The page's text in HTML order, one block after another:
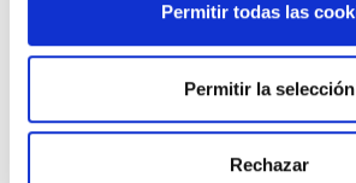
Permitir todas las
Permitir la selección
Rechazar
Promociones y Concursos
Recetas con Salsa Barbacoa